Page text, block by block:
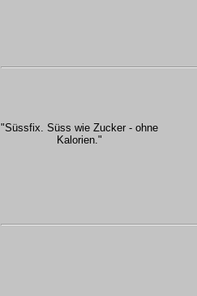
"Süssfix. Süss wie Zucker - ohne
Kalorien."